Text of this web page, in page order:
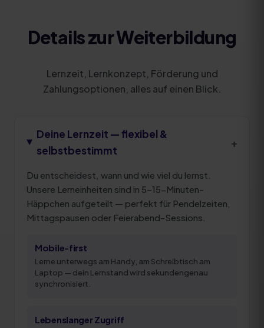
Details zur Weiterbildung
Lernzeit, Lernkonzept, Förderung und
Zahlungsoptionen, alles auf einen Blick.
Deine Lernzeit — flexibel &
selbstbestimmt
+
Du entscheidest, wann und wie viel du lernst.
Unsere Lerneinheiten sind in 5–15-Minuten-
Häppchen aufgeteilt — perfekt für Pendelzeiten,
Mittagspausen oder Feierabend-Sessions.
Mobile-first
Lerne unterwegs am Handy, am Schreibtisch am
Laptop — dein Lernstand wird sekundengenau
synchronisiert.
Lebenslanger Zugriff